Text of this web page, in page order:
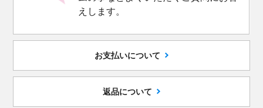
えします。
お支払いについて
返品について